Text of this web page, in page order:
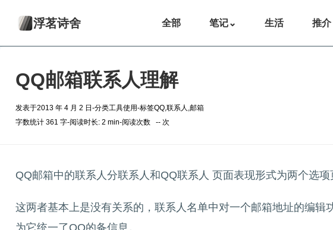
浮茗诗舍 全部 笔记⌄ 生活 推介
QQ邮箱联系人理解
发表于2013 年 4 月 2 日 -分类工具使用-标签QQ,联系人 ,邮箱
字数统计 361 字-阅读时长: 2 min-阅读次数 -- 次
QQ邮箱中的联系人分联系人和QQ联系人 页面表现形式为两个选项
这两者基本上是没有关系的，联系人名单中对一个邮箱地址的编
为它统一了QQ的备信息。